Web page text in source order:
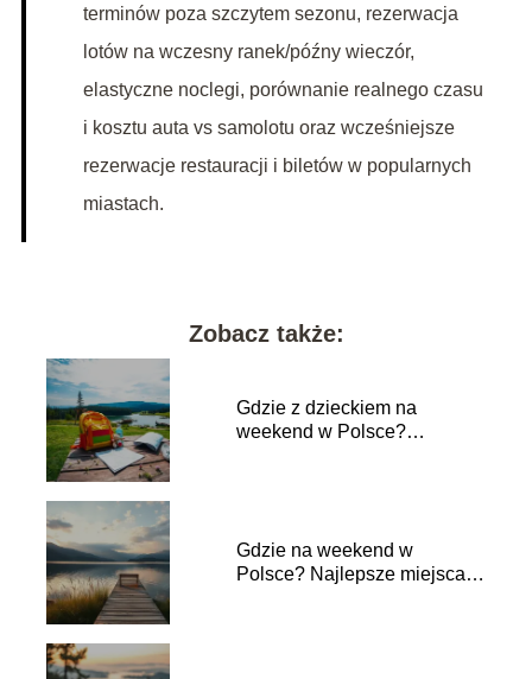
terminów poza szczytem sezonu, rezerwacja
lotów na wczesny ranek/późny wieczór,
elastyczne noclegi, porównanie realnego czasu
i kosztu auta vs samolotu oraz wcześniejsze
rezerwacje restauracji i biletów w popularnych
miastach.
Zobacz także:
Gdzie z dzieckiem na
weekend w Polsce?
Gdzie na weekend w
Polsce? Najlepsze miejsca